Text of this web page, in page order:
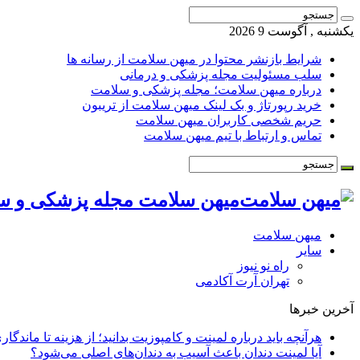
یکشنبه , آگوست 9 2026
شرایط بازنشر محتوا در میهن سلامت از رسانه ها
سلب مسئولیت مجله پزشکی و درمانی
درباره میهن سلامت؛ مجله پزشکی و سلامت
خرید رپورتاژ و بک لینک میهن سلامت از تریبون
حریم شخصی کاربران میهن سلامت
تماس و ارتباط با تیم میهن سلامت
میهن سلامت مجله پزشکی و
میهن سلامت
سایر
راه نو نیوز
تهران آرت آکادمی
آخرین خبرها
هرآنچه باید درباره لمینت و کامپوزیت بدانید؛ از هزینه تا
آیا لمینت دندان باعث آسیب به دندان‌های اصلی می‌شود؟